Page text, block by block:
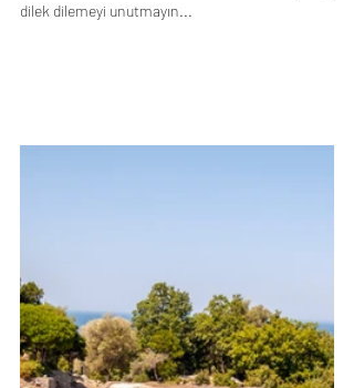
dilek dilemeyi unutmayın...